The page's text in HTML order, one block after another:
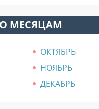
МЕСЯЦАМ
ОКТЯБРЬ
НОЯБРЬ
ДЕКАБРЬ